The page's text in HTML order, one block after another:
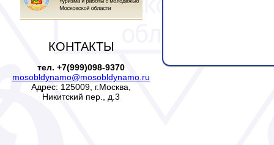
КОНТАКТЫ
тел. +7(999)098-9370
mosobldynamo@mosobldynamo.ru
Адрес: 125009, г.Москва,
Никитский пер., д.3